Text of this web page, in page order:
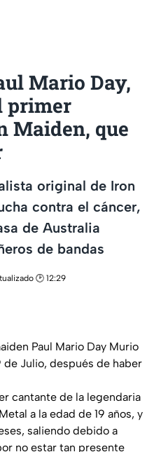
Mario Day,
primer
Maiden, que
original de Iron
contra el cáncer,
de Australia
de bandas
🕑 12:29
Paul Mario Day Murio
Julio, después de haber
cantante de la legendaria
a la edad de 19 años, y
saliendo debido a
no estar tan presente